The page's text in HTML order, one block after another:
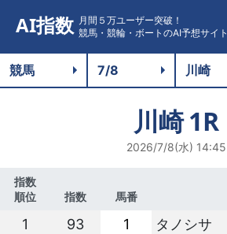
AI指数 月間５万ユーザー突破！
競馬・競輪・ボートのAI予想サイト
川崎1R
2026/7/8(水) 14:45
指数
順位
指数 馬番
1 93 1
タノシサ